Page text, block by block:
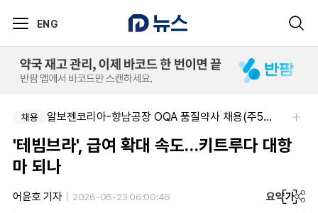
ENG
채용 알보젠코리아-향남공장 OQA 품질약사 채용(주5일/파트타임 가능)
'테빔브라', 급여 확대 속도…키트루다 대항
마 되나
어윤호 기자 2026-06-23 06:00:46 요약가